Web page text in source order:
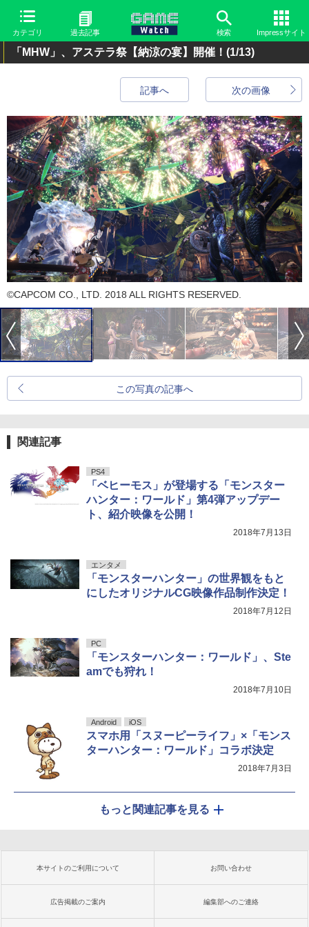
カテゴリ 過去記事 検索 Impressサイト
「MHW」、アステラ祭【納涼の宴】開催！ (1/13)
次の画像
記事へ
©CAPCOM CO., LTD. 2018 ALL RIGHTS RESERVED.
この写真の記事へ
関連記事
PS4
「ベヒーモス」が登場する「モンスター
ハンター：ワールド」第4弾アップデー
ト、紹介映像を公開！
2018年7月13日
エンタメ
「モンスターハンター」の世界観をもと
にしたオリジナルCG映像作品制作決定！
2018年7月12日
PC
「モンスターハンター：ワールド」、Ste
amでも狩れ！
2018年7月10日
Android iOS
スマホ用「スヌーピーライフ」×「モンス
ターハンター：ワールド」コラボ決定
2018年7月3日
もっと関連記事を見る
本サイトのご利用について お問い合わせ
広告掲載のご案内 編集部へのご連絡